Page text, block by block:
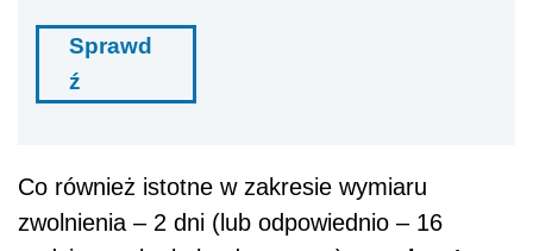
Sprawd
ź
Co również istotne w zakresie wymiaru
zwolnienia – 2 dni (lub odpowiednio – 16